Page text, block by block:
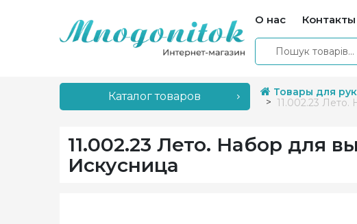
О нас Контакты
Каталог товаров Товары для
11.002.23
11.002.23 Лето. Набор для
Искусница